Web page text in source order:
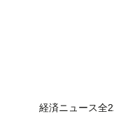
経済ニュース全